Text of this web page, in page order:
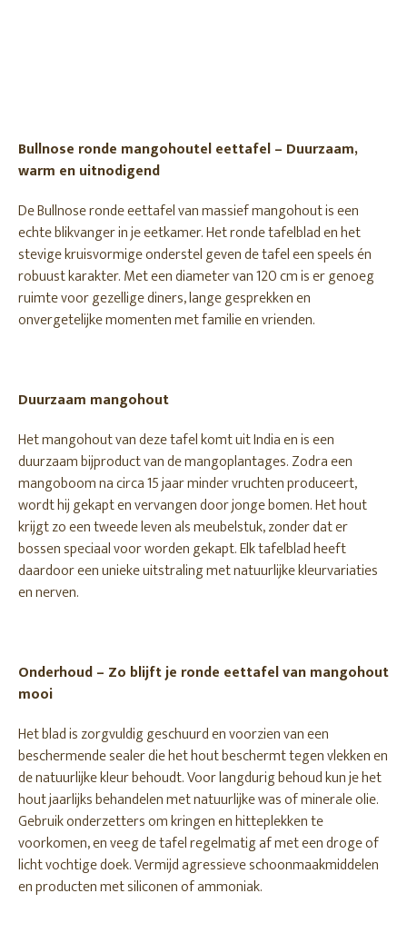
Bullnose ronde mangohoutel eettafel – Duurzaam,
warm en uitnodigend
De Bullnose ronde eettafel van massief mangohout is een
echte blikvanger in je eetkamer. Het ronde tafelblad en het
stevige kruisvormige onderstel geven de tafel een speels én
robuust karakter. Met een diameter van 120 cm is er genoeg
ruimte voor gezellige diners, lange gesprekken en
onvergetelijke momenten met familie en vrienden.
Duurzaam mangohout
Het mangohout van deze tafel komt uit India en is een
duurzaam bijproduct van de mangoplantages. Zodra een
mangoboom na circa 15 jaar minder vruchten produceert,
wordt hij gekapt en vervangen door jonge bomen. Het hout
krijgt zo een tweede leven als meubelstuk, zonder dat er
bossen speciaal voor worden gekapt. Elk tafelblad heeft
daardoor een unieke uitstraling met natuurlijke kleurvariaties
en nerven.
Onderhoud – Zo blijft je ronde eettafel van mangohout
mooi
Het blad is zorgvuldig geschuurd en voorzien van een
beschermende sealer die het hout beschermt tegen vlekken en
de natuurlijke kleur behoudt. Voor langdurig behoud kun je het
hout jaarlijks behandelen met natuurlijke was of minerale olie.
Gebruik onderzetters om kringen en hitteplekken te
voorkomen, en veeg de tafel regelmatig af met een droge of
licht vochtige doek. Vermijd agressieve schoonmaakmiddelen
en producten met siliconen of ammoniak.